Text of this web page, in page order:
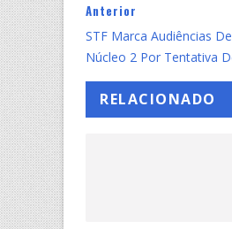
Anterior
STF Marca Audiências
Núcleo 2 Por Tentativa
RELACIONADO